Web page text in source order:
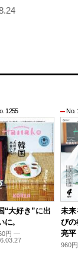
1255
“大好き”に出
に。
円 —
No.
未来
びの
亮平
960